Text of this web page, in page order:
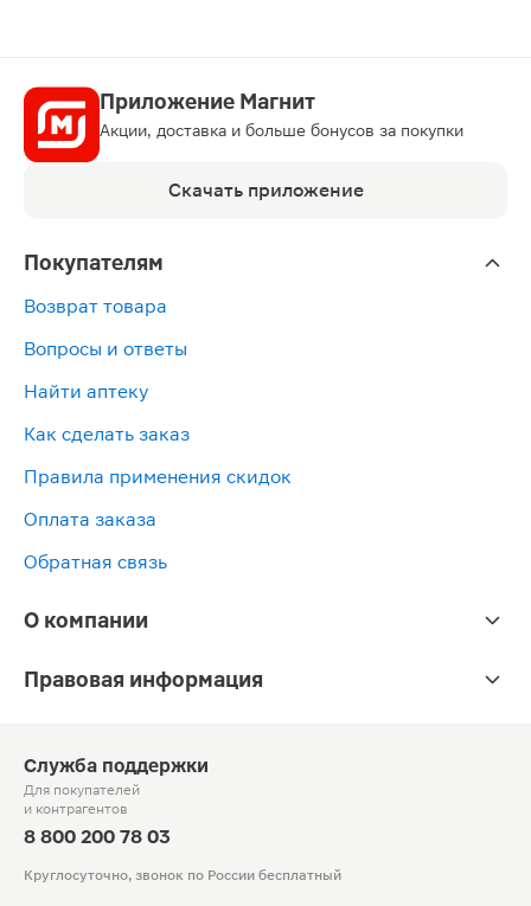
Приложение Магнит
Акции, доставка и больше бонусов за покупки
Скачать приложение
Покупателям
Возврат товара
Вопросы и ответы
Найти аптеку
Как сделать заказ
Правила применения скидок
Оплата заказа
Обратная связь
О компании
Правовая информация
Служба поддержки
Для покупателей
и контрагентов
8 800 200 78 03
Круглосуточно, звонок по России бесплатный